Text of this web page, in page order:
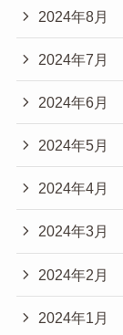
2024年8月
2024年7月
2024年6月
2024年5月
2024年4月
2024年3月
2024年2月
2024年1月